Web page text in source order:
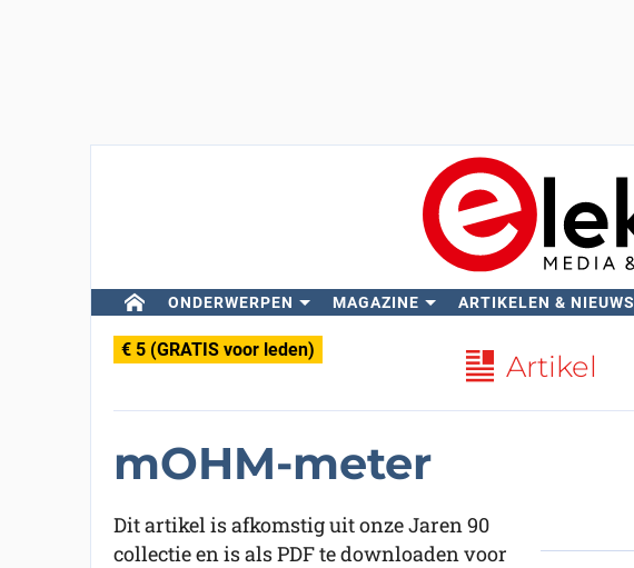
ONDERWERPEN MAGAZINE ARTIKELEN & NIEUWS
€ 5 (GRATIS voor leden) Artikel
mOHM-meter
Dit artikel is afkomstig uit onze Jaren 90
collectie en is als PDF te downloaden voor